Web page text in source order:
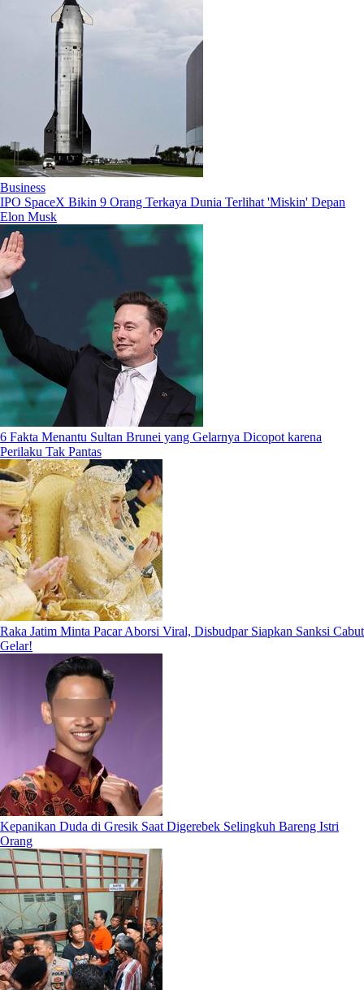
Business
IPO SpaceX Bikin 9 Orang Terkaya Dunia Terlihat 'Miskin' Depan
Elon Musk
6 Fakta Menantu Sultan Brunei yang Gelarnya Dicopot karena
Perilaku Tak Pantas
Raka Jatim Minta Pacar Aborsi Viral, Disbudpar Siapkan Sanksi Cabut
Gelar!
Kepanikan Duda di Gresik Saat Digerebek Selingkuh Bareng Istri
Orang